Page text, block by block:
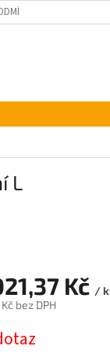
OCHRANY
L
Kč /
bez DPH